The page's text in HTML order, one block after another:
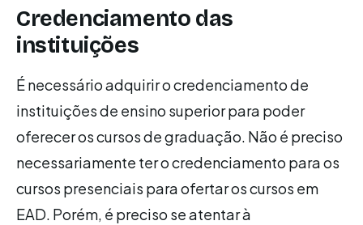
Credenciamento das
instituições
É necessário adquirir o credenciamento de
instituições de ensino superior para poder
oferecer os cursos de graduação. Não é preciso
necessariamente ter o credenciamento para os
cursos presenciais para ofertar os cursos em
EAD. Porém, é preciso se atentar à